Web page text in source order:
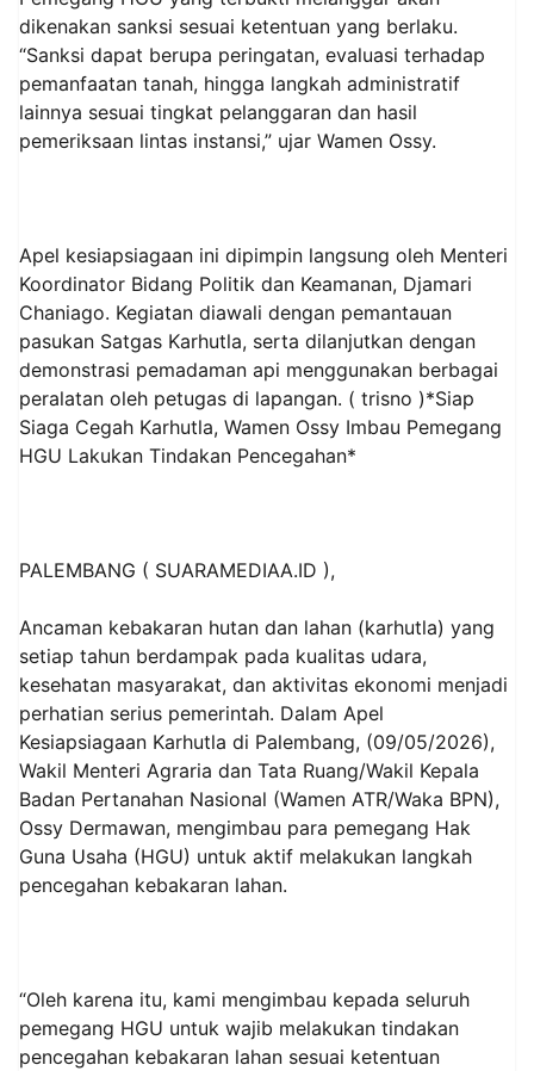
dikenakan sanksi sesuai ketentuan yang berlaku.
“Sanksi dapat berupa peringatan, evaluasi terhadap
pemanfaatan tanah, hingga langkah administratif
lainnya sesuai tingkat pelanggaran dan hasil
pemeriksaan lintas instansi,” ujar Wamen Ossy.
Apel kesiapsiagaan ini dipimpin langsung oleh Menteri
Koordinator Bidang Politik dan Keamanan, Djamari
Chaniago. Kegiatan diawali dengan pemantauan
pasukan Satgas Karhutla, serta dilanjutkan dengan
demonstrasi pemadaman api menggunakan berbagai
peralatan oleh petugas di lapangan. ( trisno )*Siap
Siaga Cegah Karhutla, Wamen Ossy Imbau Pemegang
HGU Lakukan Tindakan Pencegahan*
PALEMBANG ( SUARAMEDIAA.ID ),
Ancaman kebakaran hutan dan lahan (karhutla) yang
setiap tahun berdampak pada kualitas udara,
kesehatan masyarakat, dan aktivitas ekonomi menjadi
perhatian serius pemerintah. Dalam Apel
Kesiapsiagaan Karhutla di Palembang, (09/05/2026),
Wakil Menteri Agraria dan Tata Ruang/Wakil Kepala
Badan Pertanahan Nasional (Wamen ATR/Waka BPN),
Ossy Dermawan, mengimbau para pemegang Hak
Guna Usaha (HGU) untuk aktif melakukan langkah
pencegahan kebakaran lahan.
“Oleh karena itu, kami mengimbau kepada seluruh
pemegang HGU untuk wajib melakukan tindakan
pencegahan kebakaran lahan sesuai ketentuan